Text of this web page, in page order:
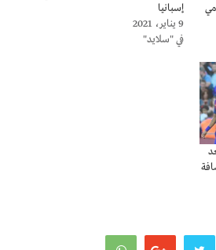
إسبانيا
9 يناير، 2021
في "سلايد"